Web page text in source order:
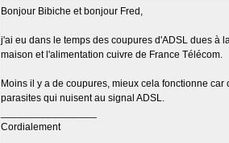
Bonjour Bibiche et bonjour Fred,
j'ai eu dans le temps des coupures d'ADSL dues à
maison et l'alimentation cuivre de France Télécom.
Moins il y a de coupures, mieux cela fonctionne
parasites qui nuisent au signal ADSL.
Cordialement